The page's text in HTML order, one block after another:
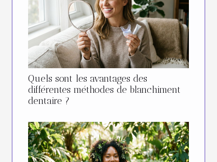
Quels sont les avantages des
différentes méthodes de blanchiment
dentaire ?